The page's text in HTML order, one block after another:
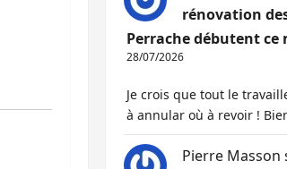
rénovation
Perrache débutent ce
28/07/2026
Je crois que tout le
à annular où à revoir !
Pierre Masson